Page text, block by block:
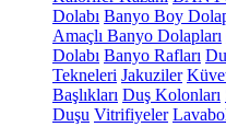
Dolabı Banyo Boy
Amaçlı Banyo Dolapları
Dolabı Banyo Rafları
Tekneleri Jakuziler
Başlıkları Duş Kolonları
Duşu Vitrifiyeler